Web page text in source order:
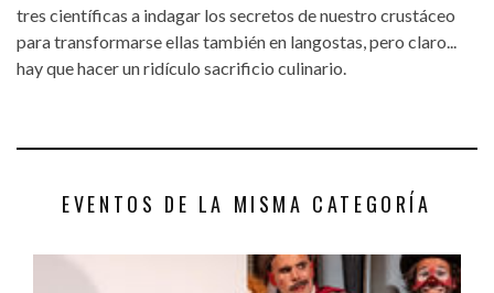
tres científicas a indagar los secretos de nuestro crustáceo
para transformarse ellas también en langostas, pero claro...
hay que hacer un ridículo sacrificio culinario.
EVENTOS DE LA MISMA CATEGORÍA